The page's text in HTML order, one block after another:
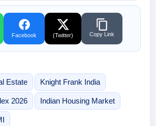
Facebook (Twitter) Copy Link
Estate Knight Frank India
2026 Indian Housing Market